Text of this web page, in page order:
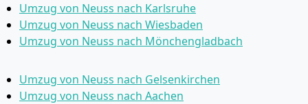
Umzug von Neuss nach Karlsruhe
Umzug von Neuss nach Wiesbaden
Umzug von Neuss nach Mönchen­gladbach
Umzug von Neuss nach Gelsenkirchen
Umzug von Neuss nach Aachen